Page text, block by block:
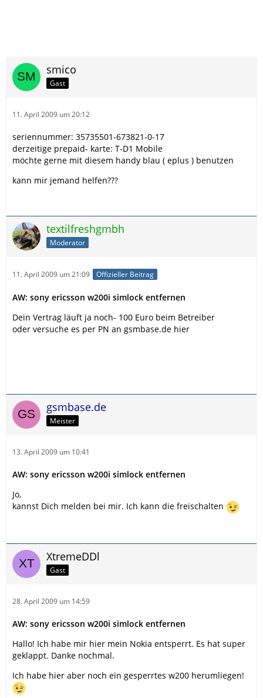
smico
Gast
11. April 2009 um 20:12
seriennummer: 35735501-673821-0-17
derzeitige prepaid- karte: T-D1 Mobile
möchte gerne mit diesem handy blau ( eplus ) benutzen
kann mir jemand helfen???
textilfreshgmbh
Moderator
11. April 2009 um 21:09 Offizieller Beitrag
AW: sony ericsson w200i simlock entfernen
Dein Vertrag läuft ja noch- 100 Euro beim Betreiber
oder versuche es per PN an gsmbase.de hier
gsmbase.de
Meister
13. April 2009 um 10:41
AW: sony ericsson w200i simlock entfernen
Jo,
kannst Dich melden bei mir. Ich kann die freischalten
XtremeDDl
Gast
28. April 2009 um 14:59
AW: sony ericsson w200i simlock entfernen
Hallo! Ich habe mir hier mein Nokia entsperrt. Es hat super
geklappt. Danke nochmal.
Ich habe hier aber noch ein gesperrtes w200 herumliegen!